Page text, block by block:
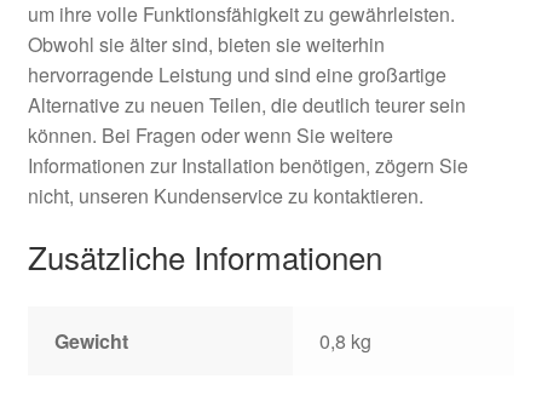
um ihre volle Funktionsfähigkeit zu gewährleisten.
Obwohl sie älter sind, bieten sie weiterhin
hervorragende Leistung und sind eine großartige
Alternative zu neuen Teilen, die deutlich teurer sein
können. Bei Fragen oder wenn Sie weitere
Informationen zur Installation benötigen, zögern Sie
nicht, unseren Kundenservice zu kontaktieren.
Zusätzliche Informationen
Gewicht 0,8 kg